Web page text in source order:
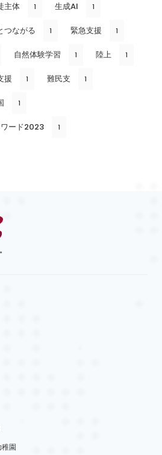
主体 1 生成AI 1
つながる 1 緊急支援 1
自然体験学習 1 陸上 1
援 1 難民支 1
1
ード2023 1
園